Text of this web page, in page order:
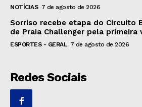
NOTÍCIAS 7 de agosto de 2026
Sorriso recebe etapa do Circuito
de Praia Challenger pela primeira
ESPORTES - GERAL 7 de agosto de 2026
Redes Sociais